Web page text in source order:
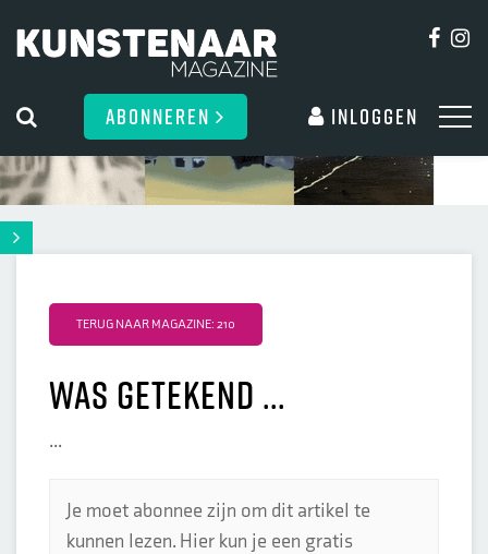
ABONNEREN Inloggen
TERUG NAAR MAGAZINE: 210
Was getekend ...
...
Je moet abonnee zijn om dit artikel te
kunnen lezen. Hier kun je een gratis